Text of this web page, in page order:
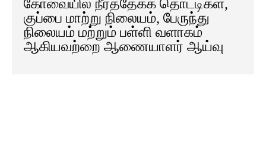
கோவையில் நீர்த்தேக்க தொட்டிகள்,
குப்பை மாற்று நிலையம், பேருந்து
நிலையம் மற்றும் பள்ளி வளாகம்
ஆகியவற்றை ஆணையாளர் ஆய்வு